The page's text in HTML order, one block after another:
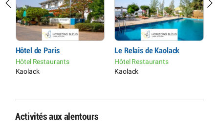
Hôtel de Paris
Hôtel Restaurants
Kaolack
Le Relais de Kaolack
Hôtel Restaurants
Kaolack
Activités aux alentours